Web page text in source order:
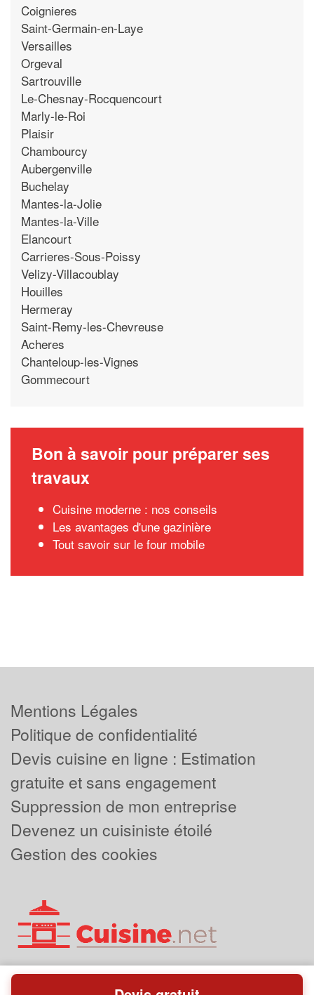
Coignieres
Saint-Germain-en-Laye
Versailles
Orgeval
Sartrouville
Le-Chesnay-Rocquencourt
Marly-le-Roi
Plaisir
Chambourcy
Aubergenville
Buchelay
Mantes-la-Jolie
Mantes-la-Ville
Elancourt
Carrieres-Sous-Poissy
Velizy-Villacoublay
Houilles
Hermeray
Saint-Remy-les-Chevreuse
Acheres
Chanteloup-les-Vignes
Gommecourt
Bon à savoir pour préparer ses
travaux
Cuisine moderne : nos conseils
Les avantages d'une gazinière
Tout savoir sur le four mobile
Mentions Légales
Politique de confidentialité
Devis cuisine en ligne : Estimation
gratuite et sans engagement
Suppression de mon entreprise
Devenez un cuisiniste étoilé
Gestion des cookies